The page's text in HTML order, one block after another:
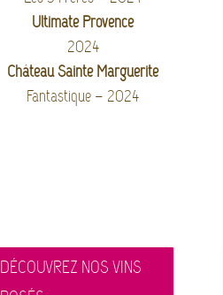
Ultimate Provence
2024
Château Sainte Marguerite
Fantastique – 2024
DÉCOUVREZ NOS VINS